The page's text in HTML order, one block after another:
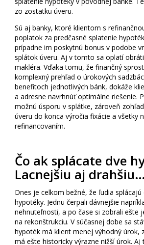
zo zostatku úveru.
Sú aj banky, ktoré klientom s
poplatok za predčasné splatenie
prípadne im poskytnú bonus v podobe
splátok úveru. Aj v tomto sa oplatí
makléra. Vďaka tomu, že finančný
komplexný prehľad o úrokových
benefitoch jednotlivých bánk, dokáže
a adresne navrhnúť optimálne riešenie.
možnú úsporu v splátke, zároveň
úveru do konca výročia fixácie a všetky
refinancovaním.
Čo ak splácate dve
Lacnejšiu aj drahšiu…
Dnes je celkom bežné, že ľudia splácajú
hypotéky. Jednu čerpali dávnejšie
nehnuteľnosti, a po čase si zobrali ešte
na rekonštrukciu. V súčasnej dobe sa
hypoték má klient menej výhodný úrok,
má ešte historicky výrazne nižší úrok. Aj